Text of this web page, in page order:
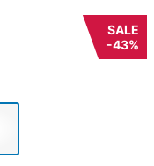
SALE
-43%